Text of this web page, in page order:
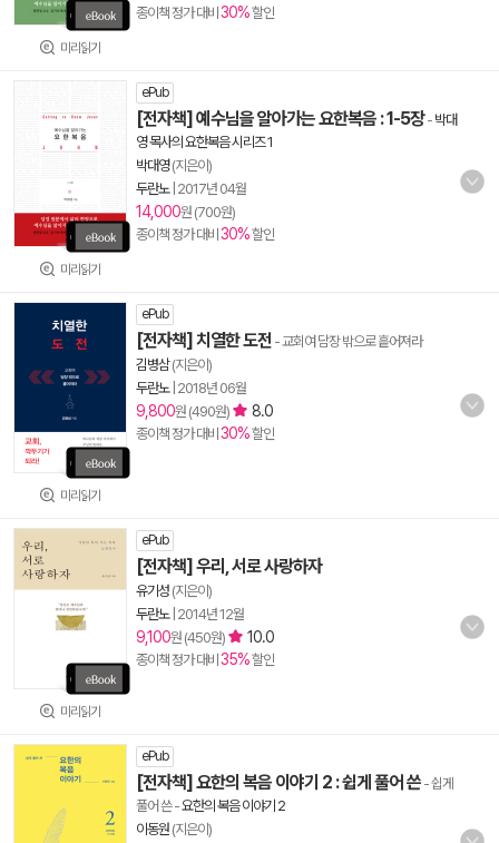
미리읽기
종이책 정가 대비 30%할인
미리읽기
ePub
[전자책] 예수님을 알아가는 요한복음 : 1-5장- 박대
영 목사의 요한복음 시리즈 1
박대영(지은이)
두란노| 2017년 04월
14,000원 (700원)
종이책 정가 대비 30%할인
미리읽기
ePub
[전자책] 치열한 도전 - 교회여 담장 밖으로 흩어져라
김병삼(지은이)
두란노| 2018년 06월
9,800원 (490원) 8.0
종이책 정가 대비 30%할인
미리읽기
ePub
[전자책] 우리, 서로 사랑하자
유기성 (지은이)
두란노| 2014년 12월
9,100원 (450원) 10.0
종이책 정가 대비 35%할인
ePub
[전자책] 요한의 복음 이야기 2 : 쉽게 풀어 쓴 - 쉽게
풀어 쓴-요한의 복음 이야기 2
이동원 (지은이)